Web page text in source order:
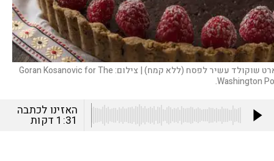
שוקולד עשיר לפסח (ללא קמח) | צילום:Goran Kosanovic for The
Washington
האזינו לכתבה
1:31 דקות